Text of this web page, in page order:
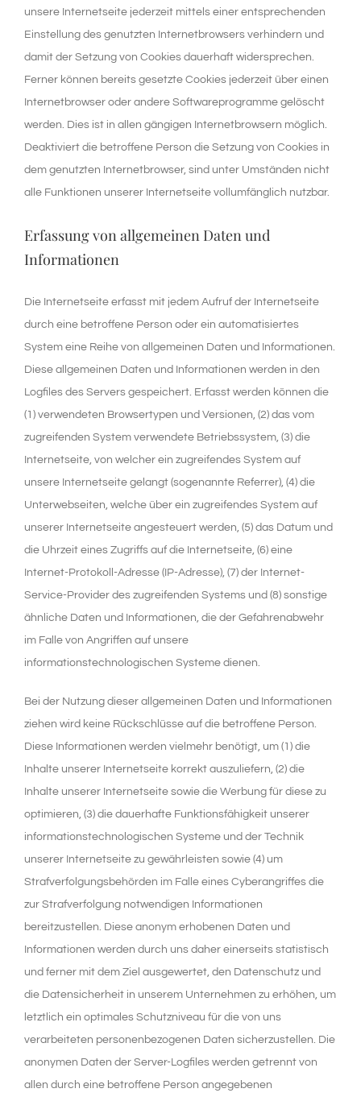
unsere Internetseite jederzeit mittels einer entsprechenden
Einstellung des genutzten Internetbrowsers verhindern und
damit der Setzung von Cookies dauerhaft widersprechen.
Ferner können bereits gesetzte Cookies jederzeit über einen
Internetbrowser oder andere Softwareprogramme gelöscht
werden. Dies ist in allen gängigen Internetbrowsern möglich.
Deaktiviert die betroffene Person die Setzung von Cookies in
dem genutzten Internetbrowser, sind unter Umständen nicht
alle Funktionen unserer Internetseite vollumfänglich nutzbar.
Erfassung von allgemeinen Daten und
Informationen
Die Internetseite erfasst mit jedem Aufruf der Internetseite
durch eine betroffene Person oder ein automatisiertes
System eine Reihe von allgemeinen Daten und Informationen.
Diese allgemeinen Daten und Informationen werden in den
Logfiles des Servers gespeichert. Erfasst werden können die
(1) verwendeten Browsertypen und Versionen, (2) das vom
zugreifenden System verwendete Betriebssystem, (3) die
Internetseite, von welcher ein zugreifendes System auf
unsere Internetseite gelangt (sogenannte Referrer), (4) die
Unterwebseiten, welche über ein zugreifendes System auf
unserer Internetseite angesteuert werden, (5) das Datum und
die Uhrzeit eines Zugriffs auf die Internetseite, (6) eine
Internet-Protokoll-Adresse (IP-Adresse), (7) der Internet-
Service-Provider des zugreifenden Systems und (8) sonstige
ähnliche Daten und Informationen, die der Gefahrenabwehr
im Falle von Angriffen auf unsere
informationstechnologischen Systeme dienen.
Bei der Nutzung dieser allgemeinen Daten und Informationen
ziehen wird keine Rückschlüsse auf die betroffene Person.
Diese Informationen werden vielmehr benötigt, um (1) die
Inhalte unserer Internetseite korrekt auszuliefern, (2) die
Inhalte unserer Internetseite sowie die Werbung für diese zu
optimieren, (3) die dauerhafte Funktionsfähigkeit unserer
informationstechnologischen Systeme und der Technik
unserer Internetseite zu gewährleisten sowie (4) um
Strafverfolgungsbehörden im Falle eines Cyberangriffes die
zur Strafverfolgung notwendigen Informationen
bereitzustellen. Diese anonym erhobenen Daten und
Informationen werden durch uns daher einerseits statistisch
und ferner mit dem Ziel ausgewertet, den Datenschutz und
die Datensicherheit in unserem Unternehmen zu erhöhen, um
letztlich ein optimales Schutzniveau für die von uns
verarbeiteten personenbezogenen Daten sicherzustellen. Die
anonymen Daten der Server-Logfiles werden getrennt von
allen durch eine betroffene Person angegebenen